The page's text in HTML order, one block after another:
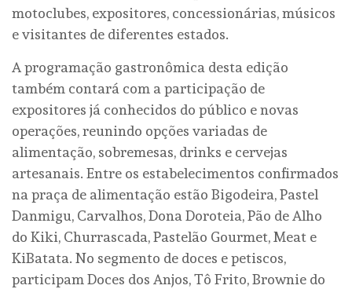
motoclubes, expositores, concessionárias, músicos
e visitantes de diferentes estados.
A programação gastronômica desta edição
também contará com a participação de
expositores já conhecidos do público e novas
operações, reunindo opções variadas de
alimentação, sobremesas, drinks e cervejas
artesanais. Entre os estabelecimentos confirmados
na praça de alimentação estão Bigodeira, Pastel
Danmigu, Carvalhos, Dona Doroteia, Pão de Alho
do Kiki, Churrascada, Pastelão Gourmet, Meat e
KiBatata. No segmento de doces e petiscos,
participam Doces dos Anjos, Tô Frito, Brownie do